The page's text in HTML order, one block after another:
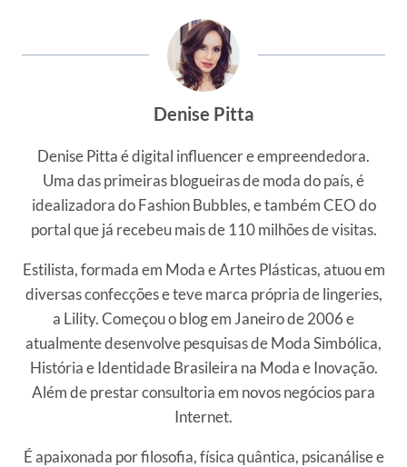
Denise Pitta
Denise Pitta é digital influencer e empreendedora.
Uma das primeiras blogueiras de moda do país, é
idealizadora do Fashion Bubbles, e também CEO do
portal que já recebeu mais de 110 milhões de visitas.
Estilista, formada em Moda e Artes Plásticas, atuou em
diversas confecções e teve marca própria de lingeries,
a Lility. Começou o blog em Janeiro de 2006 e
atualmente desenvolve pesquisas de Moda Simbólica,
História e Identidade Brasileira na Moda e Inovação.
Além de prestar consultoria em novos negócios para
Internet.
É apaixonada por filosofia, física quântica, psicanálise e